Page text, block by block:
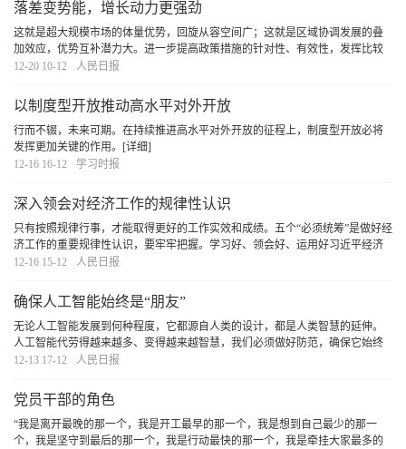
落差变势能，增长动力更强劲
这就是超大规模市场的体量优势，回旋从容空间广；这就是区域协调发展的叠
加效应，优势互补潜力大。进一步提高政策措施的针对性、有效性，发挥比较
优势、缩小发展差距，培育新动能，必将打造出更多新的增长极，推动优势互
12-20 10-12 人民日报
以制度型开放推动高水平对外开放
行而不辍，未来可期。在持续推进高水平对外开放的征程上，制度型开放必将
发挥更加关键的作用。 [详细]
12-16 16-12
学习时报
深入领会对经济工作的规律性认识
只有按照规律行事，才能取得更好的工作实效和成绩。五个“必须统筹”是做好经
济工作的重要规律性认识，要牢牢把握。学习好、领会好、运用好习近平经济
思想，坚持用科学方法谋划和推进经济工作，我们定能掌握发展主动、做到行
12-16 15-12 人民日报
确保人工智能始终是“朋友”
无论人工智能发展到何种程度，它都源自人类的设计，都是人类智慧的延伸。
人工智能代劳得越来越多、变得越来越智慧，我们必须做好防范，确保它始终
是“朋友”。 [详细]
12-13 17-12 人民日报
党员干部的角色
“我是离开最晚的那一个，我是开工最早的那一个，我是想到自己最少的那一
个，我是坚守到最后的那一个，我是行动最快的那一个，我是牵挂大家最多的